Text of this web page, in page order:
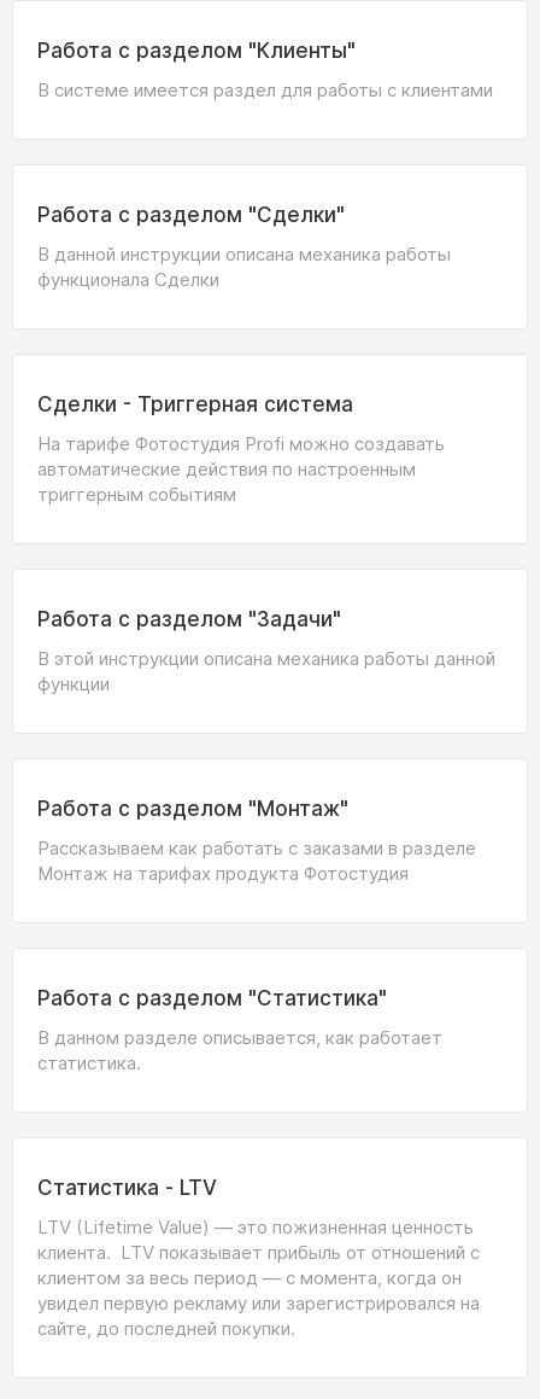
Работа с разделом "Клиенты"
В системе имеется раздел для работы с клиентами
Работа с разделом "Сделки"
В данной инструкции описана механика работы
функционала Сделки
Сделки - Триггерная система
На тарифе Фотостудия Profi можно создавать
автоматические действия по настроенным
триггерным событиям
Работа с разделом "Задачи"
В этой инструкции описана механика работы данной
функции
Работа с разделом "Монтаж"
Рассказываем как работать с заказами в разделе
Монтаж на тарифах продукта Фотостудия
Работа с разделом "Статистика"
В данном разделе описывается, как работает
статистика.
Статистика - LTV
LTV (Lifetime Value) — это пожизненная ценность
клиента. LTV показывает прибыль от отношений с
клиентом за весь период — с момента, когда он
увидел первую рекламу или зарегистрировался на
сайте, до последней покупки.